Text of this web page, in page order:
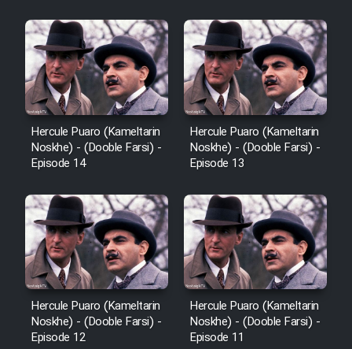
Hercule Puaro (Kameltarin
Noskhe) - (Dooble Farsi) -
Episode 14
Hercule Puaro (Kameltarin
Noskhe) - (Dooble Farsi) -
Episode 13
Hercule Puaro (Kameltarin
Noskhe) - (Dooble Farsi) -
Episode 12
Hercule Puaro (Kameltarin
Noskhe) - (Dooble Farsi) -
Episode 11